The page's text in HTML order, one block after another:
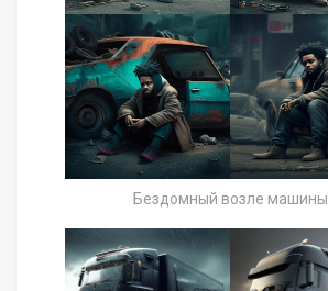
Бездомный возле машины